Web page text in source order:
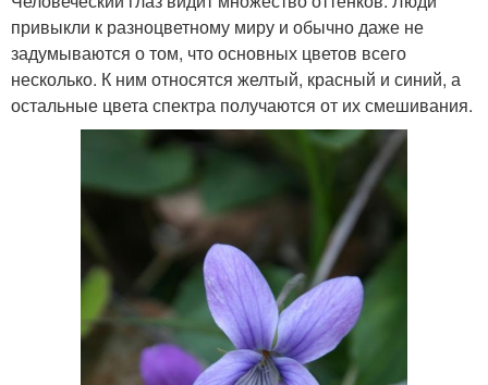
привыкли к разноцветному миру и обычно даже не
задумываются о том, что основных цветов всего
несколько. К ним относятся желтый, красный и синий, а
остальные цвета спектра получаются от их смешивания.